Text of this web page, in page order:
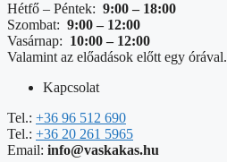
Hétfő – Péntek: 9:00 – 18:00
Szombat: 9:00 – 12:00
Vasárnap: 10:00 – 12:00
Valamint az előadások előtt egy órával.
Kapcsolat
Tel.: +36 96 512 690
Tel.: +36 20 261 5965
Email: info@vaskakas.hu